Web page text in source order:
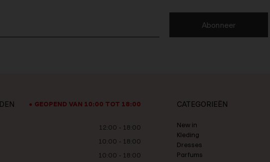
Abonneer
GEOPEND VAN 10:00 TOT 18:00
12:00 - 18:00
10:00 - 18:00
10:00 - 18:00
CATEGORIEËN
New in
Kleding
Dresses
Parfums